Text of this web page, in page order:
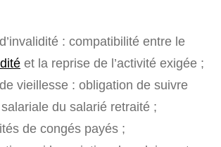
: compatibilité entre le
et la reprise de l’activité exigée ;
vieillesse : obligation de suivre
du salarié retraité ;
de congés payés ;